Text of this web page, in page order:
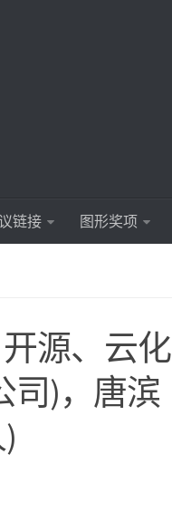
链接 图形奖项
开源、云化
司)，唐滨